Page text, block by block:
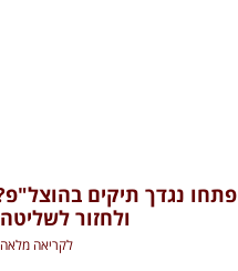
פתחו נגדך תיקים
ולחזור
לקריאה